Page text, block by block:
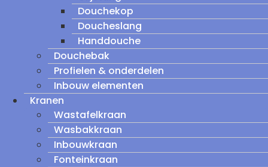
Douchekop
Doucheslang
Handdouche
Douchebak
Profielen & onderdelen
Inbouw elementen
Kranen
Wastafelkraan
Wasbakkraan
Inbouwkraan
Fonteinkraan